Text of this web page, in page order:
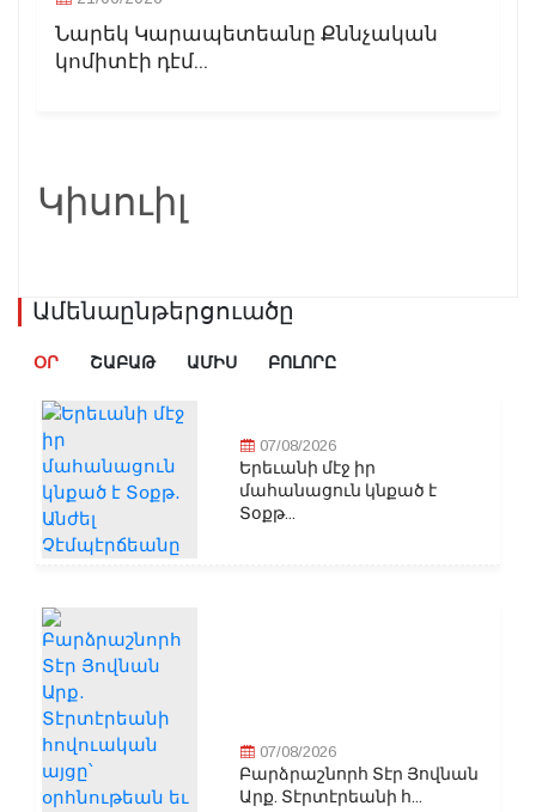
Նարեկ Կարապետեանը Քննչական
կոմիտէի դէմ...
Կիսուիլ
Ամենաընթերցուածը
ՕՐ ՇԱԲԱԹ ԱՄԻՍ ԲՈԼՈՐԸ
07/08/2026
Երեւանի մէջ իր
մահանացուն կնքած է
Տօքթ...
07/08/2026
Բարձրաշնորհ Տէր Յովնան
Արք. Տէրտէրեանի հ...